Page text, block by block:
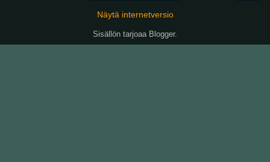
Näytä internetversio
Sisällön tarjoaa Blogger.